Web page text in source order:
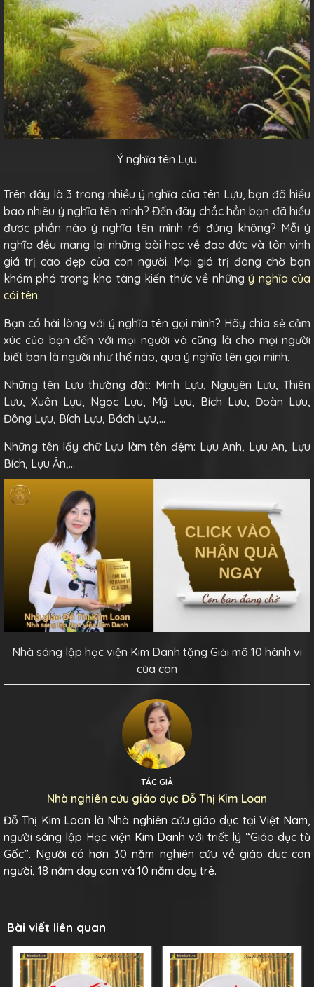
Ý nghĩa tên Lựu
Trên đây là 3 trong nhiều ý nghĩa của tên Lựu, bạn đã hiểu
bao nhiêu ý nghĩa tên mình? Đến đây chắc hẳn bạn đã hiểu
được phần nào ý nghĩa tên mình rồi đúng không? Mỗi ý
nghĩa đều mang lại những bài học về đạo đức và tôn vinh
giá trị cao đẹp của con người. Mọi giá trị đang chờ bạn
khám phá trong kho tàng kiến thức về nhữngý nghĩa của
cái tên.
Bạn có hài lòng với ý nghĩa tên gọi mình? Hãy chia sẻ cảm
xúc của bạn đến với mọi người và cũng là cho mọi người
biết bạn là người như thế nào, qua ý nghĩa tên gọi mình.
Những tên Lựu thường đặt: Minh Lựu, Nguyên Lựu, Thiên
Lựu, Xuân Lựu, Ngọc Lựu, Mỹ Lựu, Bích Lựu, Đoàn Lựu,
Đông Lựu, Bích Lựu, Bách Lựu,…
Những tên lấy chữ Lựu làm tên đệm: Lựu Anh, Lựu An, Lựu
Bích, Lựu Ân,…
Nhà sáng lập học viện Kim Danh tặng Giải mã 10 hành vi
của con
TÁC GIẢ
Nhà nghiên cứu giáo dục Đỗ Thị Kim Loan
Đỗ Thị Kim Loan là Nhà nghiên cứu giáo dục tại Việt Nam,
người sáng lập Học viện Kim Danh với triết lý “Giáo dục từ
Gốc”. Người có hơn 30 năm nghiên cứu về giáo dục con
người, 18 năm dạy con và 10 năm dạy trẻ.
Bài viết liên quan